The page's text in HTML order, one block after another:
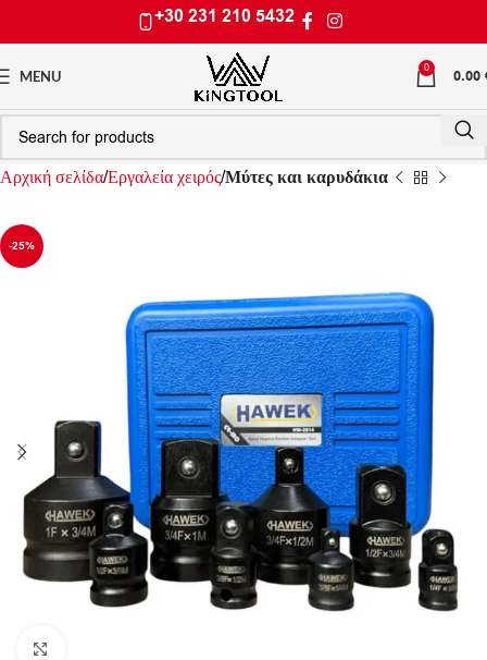
+30 231 210 5432
MENU 0 0.00
Αρχική σελίδαΕργαλεία χειρόςΜύτες και καρυδάκια
-25%